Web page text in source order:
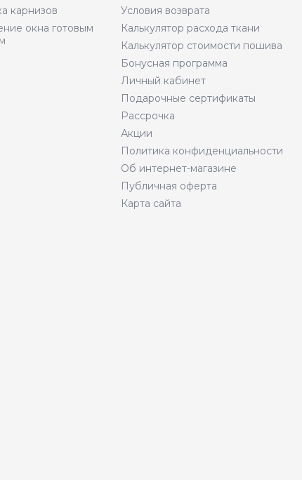
карнизов
окна готовым
Условия возврата
Калькулятор расхода ткани
Калькулятор стоимости пошива
Бонусная программа
Личный кабинет
Подарочные сертификаты
Рассрочка
Акции
Политика конфиденциальности
Об интернет-магазине
Публичная оферта
Карта сайта